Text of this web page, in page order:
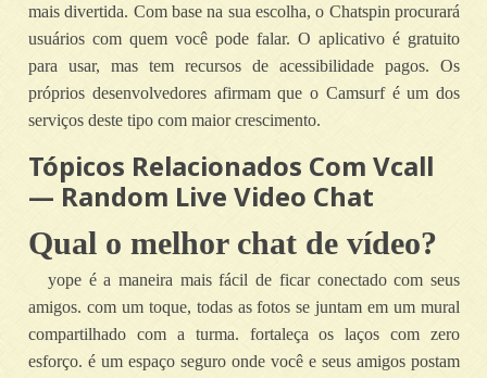
mais divertida. Com base na sua escolha, o Chatspin procurará
usuários com quem você pode falar. O aplicativo é gratuito
para usar, mas tem recursos de acessibilidade pagos. Os
próprios desenvolvedores afirmam que o Camsurf é um dos
serviços deste tipo com maior crescimento.
Tópicos Relacionados Com Vcall
— Random Live Video Chat
Qual o melhor chat de vídeo?
yope é a maneira mais fácil de ficar conectado com seus
amigos. com um toque, todas as fotos se juntam em um mural
compartilhado com a turma. fortaleça os laços com zero
esforço. é um espaço seguro onde você e seus amigos postam